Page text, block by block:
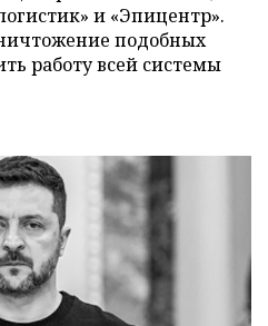
и «Эпицентр».
подобных
работу всей системы